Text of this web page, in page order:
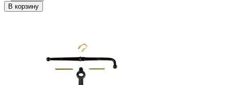
В корзину